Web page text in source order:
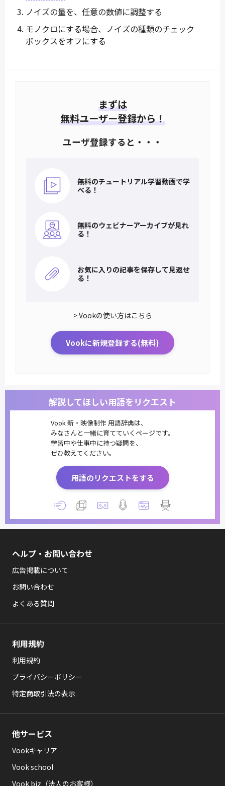
ノイズの量を、任意の数値に調整する
モノクロにする場合、ノイズの種類のチェック
ボックスをオフにする
まずは
無料ユーザー登録から！
ユーザ登録すると・・・
無料のチュートリアル学習動画で学
べる！
無料のウェビナーアーカイブが見れ
る！
お気に入りの記事を保存して見返せ
る！
> Vookの使い方はこちら
Vookに新規登録する(無料)
解説してほしい用語をリクエスト
Vook 新・映像制作 用語辞典は、
みなさんと一緒に育てていくページです。
学習中や仕事中に持つ疑問を、
ぜひ教えてください。
用語のリクエストをする
ヘルプ・お問い合わせ
広告掲載について
お問い合わせ
よくある質問
利用規約
利用規約
プライバシーポリシー
特定商取引法の表示
他サービス
Vookキャリア
Vook school
Vook biz（法人のお客様）